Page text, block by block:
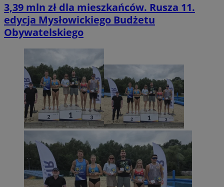
3,39 mln zł dla mieszkańców. Rusza 11.
edycja Mysłowickiego Budżetu
Obywatelskiego